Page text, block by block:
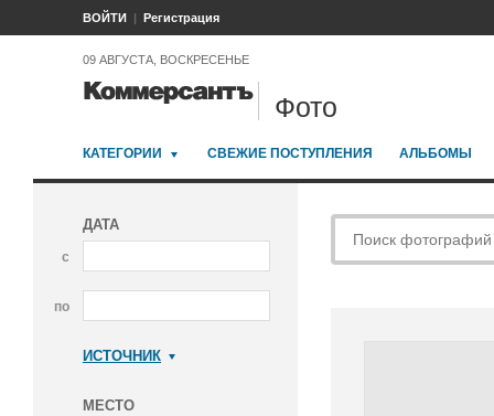
ВОЙТИ Регистрация
09 АВГУСТА, ВОСКРЕСЕНЬЕ
Фото
КАТЕГОРИИ СВЕЖИЕ ПОСТУПЛЕНИЯ АЛЬБОМЫ
ДАТА
с
по
ИСТОЧНИК
МЕСТО